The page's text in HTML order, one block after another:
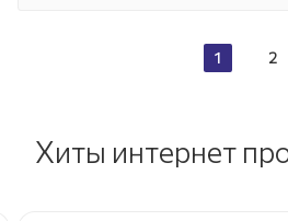
1 2
Хиты интернет